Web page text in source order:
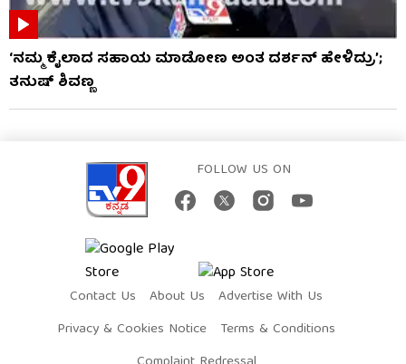
‘ನಮ್ಮ ಕೈಲಾದ ಸಹಾಯ ಮಾಡೋಣ ಅಂತ ದರ್ಶನ್ ಹೇಳಿದ್ರು’;
ತನುಷ್ ಶಿವಣ್ಣ
FOLLOW US ON
Contact Us About Us
Advertise With Us
Privacy & Cookies Notice
Terms & Conditions